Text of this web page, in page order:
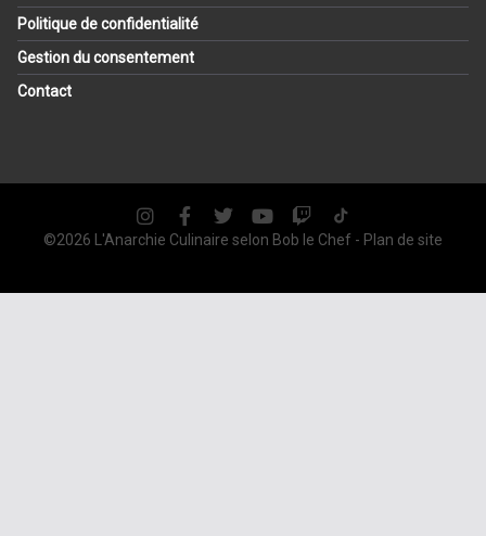
Politique de confidentialité
Gestion du consentement
Contact
©2026 L'Anarchie Culinaire selon Bob le Chef - Plan de site